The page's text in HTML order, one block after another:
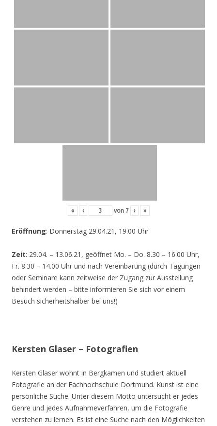
« ‹ von 7 › »
Eröffnung: Donnerstag 29.04.21, 19.00 Uhr
Zeit: 29.04. – 13.06.21, geöffnet Mo. – Do. 8.30 – 16.00 Uhr,
Fr. 8.30 – 14.00 Uhr und nach Vereinbarung (durch Tagungen
oder Seminare kann zeitweise der Zugang zur Ausstellung
behindert werden – bitte informieren Sie sich vor einem
Besuch sicherheitshalber bei uns!)
Kersten Glaser – Fotografien
Kersten Glaser wohnt in Bergkamen und studiert aktuell
Fotografie an der Fachhochschule Dortmund. Kunst ist eine
persönliche Suche. Unter diesem Motto untersucht er jedes
Genre und jedes Aufnahmeverfahren, um die Fotografie
verstehen zu lernen. Es ist eine Suche nach den Möglichkeiten